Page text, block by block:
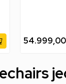
54.999,00